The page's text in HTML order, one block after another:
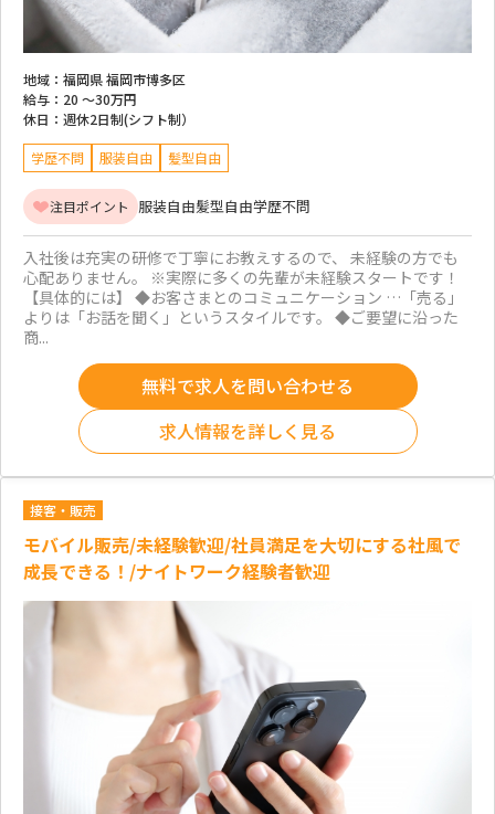
地域： 福岡県 福岡市博多区
給与： 20 ～30万円
休日： 週休2日制(シフト制）
学歴不問 服装自由 髪型自由
注目ポイント 服装自由髪型自由学歴不問
入社後は充実の研修で丁寧にお教えするので、 未経験の方でも
心配ありません。 ※実際に多くの先輩が未経験スタートです！
【具体的には】 ◆お客さまとのコミュニケーション …「売る」
よりは「お話を聞く」というスタイルです。 ◆ご要望に沿った
商...
無料で求人を問い合わせる
求人情報を詳しく見る
接客・販売
モバイル販売/未経験歓迎/社員満足を大切にする社風で
成長できる！/ナイトワーク経験者歓迎